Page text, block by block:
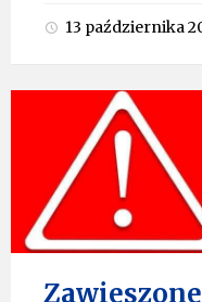
13 października